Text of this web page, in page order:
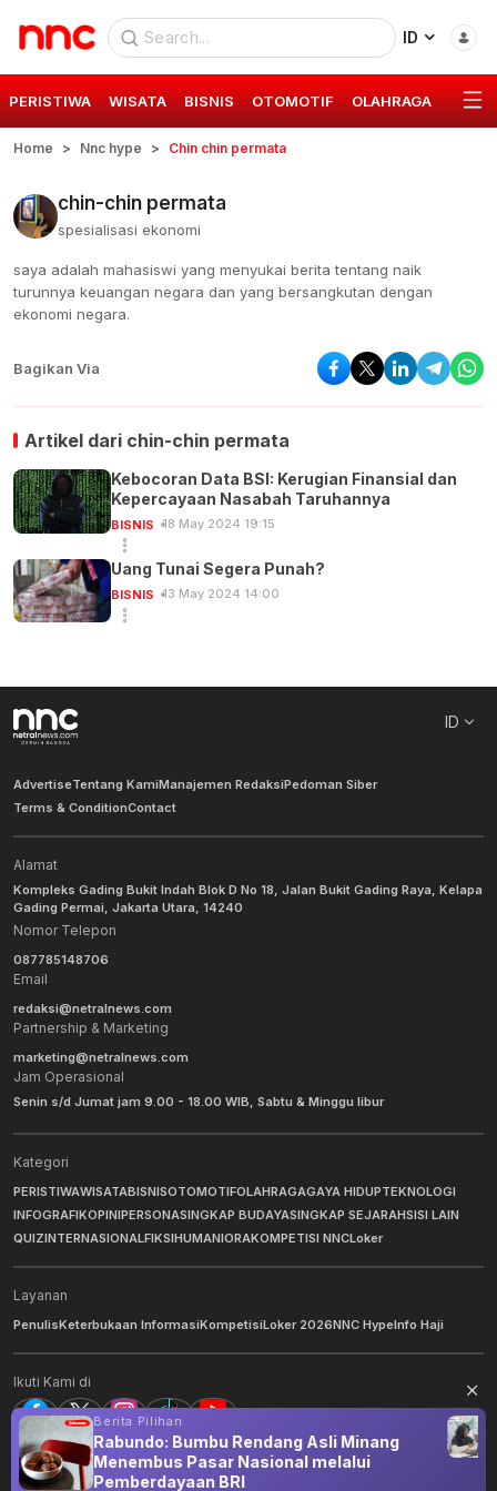
ID
PERISTIWA WISATA BISNIS OTOMOTIF OLAHRAGA GAYA
Home Nnc hype Chin chin permata
chin-chin permata
spesialisasi ekonomi
saya adalah mahasiswi yang menyukai berita tentang naik
turunnya keuangan negara dan yang bersangkutan dengan
ekonomi negara.
Bagikan Via
Artikel dari chin-chin permata
Kebocoran Data BSI: Kerugian Finansial dan
Kepercayaan Nasabah Taruhannya
BISNIS 18 May 2024 19:15
Uang Tunai Segera Punah?
BISNIS 13 May 2024 14:00
ID
AdvertiseTentang KamiManajemen RedaksiPedoman Siber
Terms & ConditionContact
Alamat
Kompleks Gading Bukit Indah Blok D No 18, Jalan Bukit Gading Raya, Kelapa
Gading Permai, Jakarta Utara, 14240
Nomor Telepon
087785148706
Email
redaksi@netralnews.com
Partnership & Marketing
marketing@netralnews.com
Jam Operasional
Senin s/d Jumat jam 9.00 - 18.00 WIB, Sabtu & Minggu libur
Kategori
PERISTIWAWISATABISNISOTOMOTIFOLAHRAGAGAYA HIDUPTEKNOLOGI
INFOGRAFIKOPINIPERSONASINGKAP BUDAYASINGKAP SEJARAHSISI LAIN
QUIZINTERNASIONALFIKSIHUMANIORAKOMPETISI NNCLoker
Layanan
PenulisKeterbukaan InformasiKompetisiLoker 2026NNC HypeInfo Haji
Ikuti Kami di
©2026NNC Netralnews. All Rights Reserved.
Berita Pilihan
Rabundo: Bumbu Rendang Asli Minang
Menembus Pasar Nasional melalui
Pemberdayaan BRI